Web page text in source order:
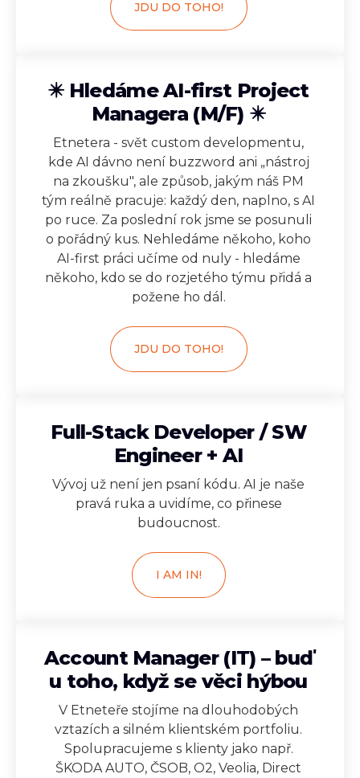
JDU DO TOHO!
✴️ Hledáme AI-first Project
Managera (M/F) ✴️
Etnetera - svět custom developmentu,
kde AI dávno není buzzword ani „nástroj
na zkoušku", ale způsob, jakým náš PM
tým reálně pracuje: každý den, naplno, s AI
po ruce. Za poslední rok jsme se posunuli
o pořádný kus. Nehledáme někoho, koho
AI-first práci učíme od nuly - hledáme
někoho, kdo se do rozjetého týmu přidá a
požene ho dál.
JDU DO TOHO!
Full-Stack Developer / SW
Engineer + AI
Vývoj už není jen psaní kódu. AI je naše
pravá ruka a uvidíme, co přinese
budoucnost.
I AM IN!
Account Manager (IT) – buď
u toho, když se věci hýbou
V Etneteře stojíme na dlouhodobých
vztazích a silném klientském portfoliu.
Spolupracujeme s klienty jako např.
ŠKODA AUTO, ČSOB, O2, Veolia, Direct